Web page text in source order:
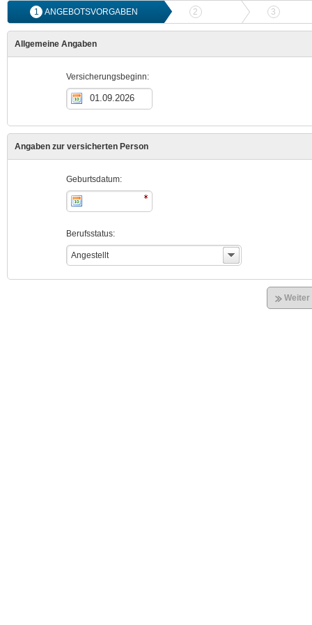
1 ANGEBOTSVORGABEN 2 ANGEBOTSVERGLEICH
3
Allgemeine Angaben
Versicherungsbeginn:
Angaben zur versicherten Person
Geburtsdatum:
Berufsstatus:
Angestellt
Weiter